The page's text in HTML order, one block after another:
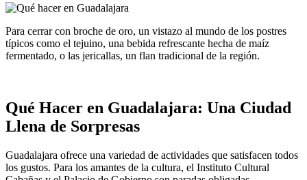
Para cerrar con broche de oro, un vistazo al mundo de los postres
típicos como el tejuino, una bebida refrescante hecha de maíz
fermentado, o las jericallas, un flan tradicional de la región.
Qué Hacer en Guadalajara: Una Ciudad
Llena de Sorpresas
Guadalajara ofrece una variedad de actividades que satisfacen todos
los gustos. Para los amantes de la cultura, el Instituto Cultural